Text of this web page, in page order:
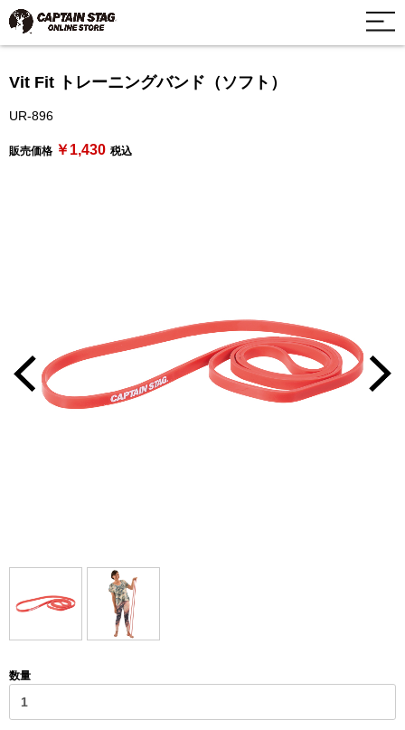
Vit Fit トレーニングバンド（ソフト）
UR-896
販売価格 ￥1,430 税込
数量